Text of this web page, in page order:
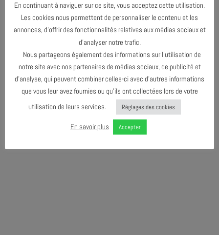
En continuant à naviguer sur ce site, vous acceptez cette utilisation.
Les cookies nous permettent de personnaliser le contenu et les
annonces, d’offrir des fonctionnalités relatives aux médias sociaux et
d’analyser notre trafic.
Nous partageons également des informations sur l’utilisation de
notre site avec nos partenaires de médias sociaux, de publicité et
d’analyse, qui peuvent combiner celles-ci avec d’autres informations
que vous leur avez fournies ou qu’ils ont collectées lors de votre
utilisation de leurs services.
Réglages des cookies
En savoir plus Accepter